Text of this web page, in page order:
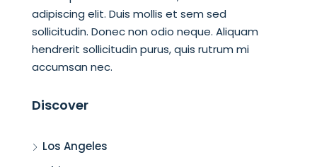
adipiscing elit. Duis mollis et sem sed
sollicitudin. Donec non odio neque. Aliquam
hendrerit sollicitudin purus, quis rutrum mi
accumsan nec.
Discover
Los Angeles